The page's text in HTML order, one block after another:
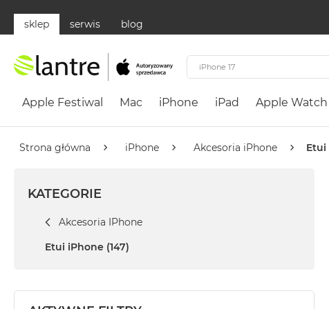
sklep serwis blog
Apple
Neo
MacBook
Neo
Cytrusowożółty
MacBook
Apple Festiwal Mac iPhone iPad Apple Watch
Strona główna iPhone Akcesoria iPhone Etui
KATEGORIE
Akcesoria IPhone
Etui iPhone (147)